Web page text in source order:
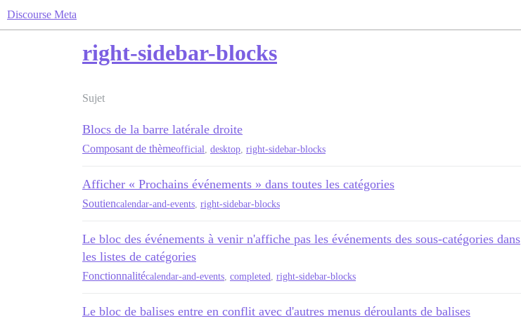
Discourse Meta
right-sidebar-blocks
Sujet
Blocs de la barre latérale droite
Composant de thèmeofficial desktop right-sidebar-blocks
Afficher « Prochains événements » dans toutes les catégories
Soutiencalendar-and-events right-sidebar-blocks
Le bloc des événements à venir n'affiche pas les événements des sous-catégories dans
les listes de catégories
Fonctionnalitécalendar-and-events completed right-sidebar-blocks
Le bloc de balises entre en conflit avec d'autres menus déroulants de balises